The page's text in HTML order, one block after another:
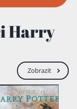
Harry
Zobrazit